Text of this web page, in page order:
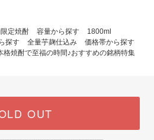
定焼酎 容量から探す
1800ml
探す 全量芋麹仕込み
価格帯から探す
格焼酎で至福の時間♪おすすめの銘柄特集
OUT